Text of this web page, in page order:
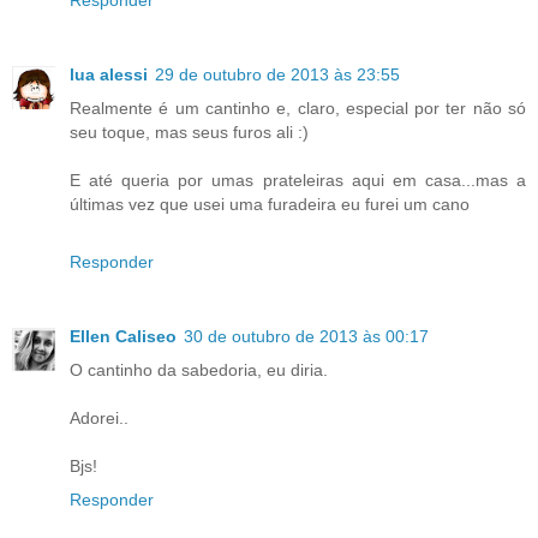
lua alessi 29 de outubro de 2013 às 23:55
Realmente é um cantinho e, claro, especial por ter não só
seu toque, mas seus furos ali :)
E até queria por umas prateleiras aqui em casa...mas a
últimas vez que usei uma furadeira eu furei um cano
Responder
Ellen Caliseo 30 de outubro de 2013 às 00:17
O cantinho da sabedoria, eu diria.
Adorei..
Bjs!
Responder